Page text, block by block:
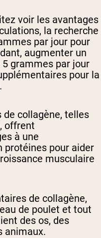
voir les avantages
la recherche
par jour pour
augmenter un
5 grammes par jour
pour la
collagène, telles
offrent
à une
protéines pour aider
musculaire
de collagène,
de poulet et tout
des os, des
animaux.